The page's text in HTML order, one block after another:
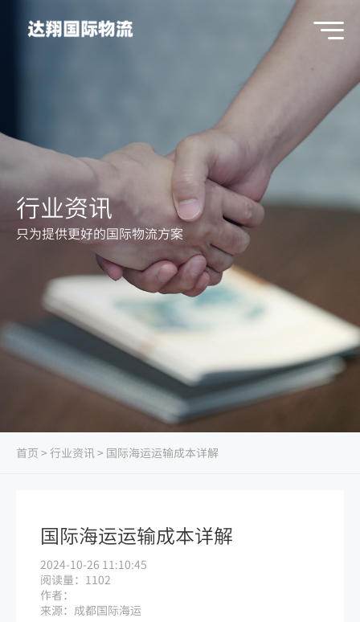
行业资讯
只为提供更好的国际物流方案
首页 > 行业资讯> 国际海运运输成本详解
国际海运运输成本详解
2024-10-26 11:10:45
阅读量：1102
作者：
来源：成都国际海运